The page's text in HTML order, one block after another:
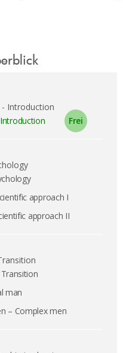
- Introduction
approach I
approach II
man
– Complex men